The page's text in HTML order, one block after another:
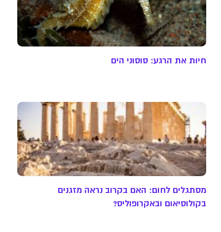
חיות את הרגע: סוסוני הים
מסתגלים לחום: האם בקרוב נראה מזגנים
בקולוסיאום ובאקרופוליס?